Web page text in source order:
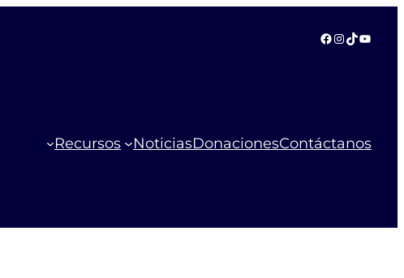
Facebook
Instagram
TikTok
Recursos NoticiasDonacionesContáctanos